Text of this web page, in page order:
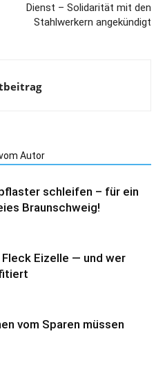
Dienst – Solidarität mit den
Stahlwerkern angekündigt
Autor
schleifen – für ein
Braunschweig!
Fleck Eizelle — und wer
vom Sparen müssen